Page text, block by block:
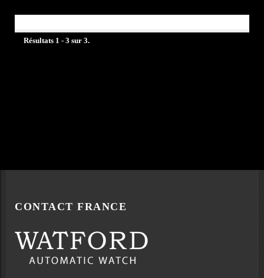
Résultats 1 - 3 sur 3.
CONTACT FRANCE